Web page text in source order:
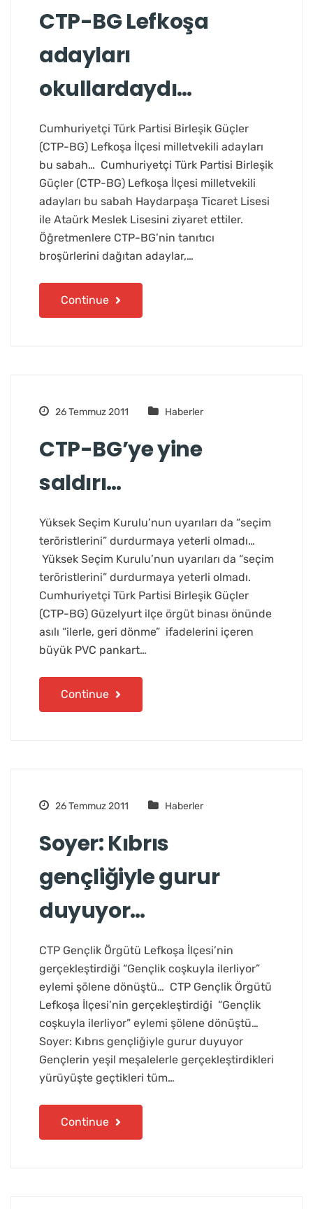
CTP-BG Lefkoşa
adayları
okullardaydı…
Cumhuriyetçi Türk Partisi Birleşik Güçler
(CTP-BG) Lefkoşa İlçesi milletvekili adayları
bu sabah… Cumhuriyetçi Türk Partisi Birleşik
Güçler (CTP-BG) Lefkoşa İlçesi milletvekili
adayları bu sabah Haydarpaşa Ticaret Lisesi
ile Ataürk Meslek Lisesini ziyaret ettiler.
Öğretmenlere CTP-BG’nin tanıtıcı
broşürlerini dağıtan adaylar,…
Continue
26 Temmuz 2011 Haberler
CTP-BG’ye yine
saldırı…
Yüksek Seçim Kurulu’nun uyarıları da “seçim
teröristlerini” durdurmaya yeterli olmadı…
Yüksek Seçim Kurulu’nun uyarıları da “seçim
teröristlerini” durdurmaya yeterli olmadı.
Cumhuriyetçi Türk Partisi Birleşik Güçler
(CTP-BG) Güzelyurt ilçe örgüt binası önünde
asılı “ilerle, geri dönme” ifadelerini içeren
büyük PVC pankart…
Continue
26 Temmuz 2011 Haberler
Soyer: Kıbrıs
gençliğiyle gurur
duyuyor…
CTP Gençlik Örgütü Lefkoşa İlçesi’nin
gerçekleştirdiği “Gençlik coşkuyla ilerliyor”
eylemi şölene dönüştü… CTP Gençlik Örgütü
Lefkoşa İlçesi’nin gerçekleştirdiği “Gençlik
coşkuyla ilerliyor” eylemi şölene dönüştü…
Soyer: Kıbrıs gençliğiyle gurur duyuyor
Gençlerin yeşil meşalelerle gerçekleştirdikleri
yürüyüşte geçtikleri tüm…
Continue